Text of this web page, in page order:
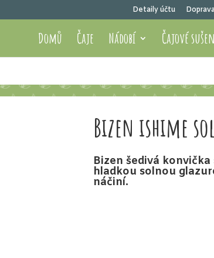
Detaily účtu
Domů Čaje Nádobí Čajové
Bizen ishime
Bizen šedivá
hladkou solnou
náčiní.